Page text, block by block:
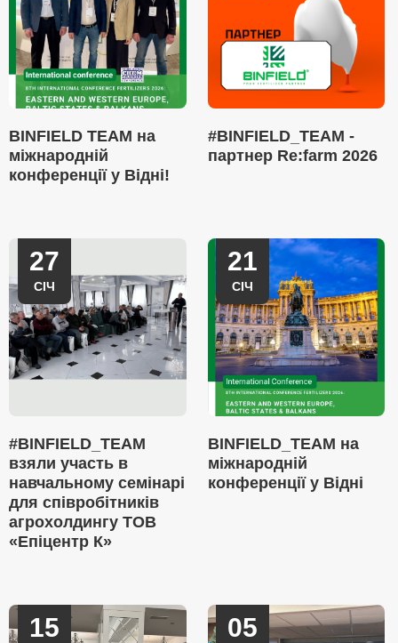
BINFIELD TEAM на
міжнародній
конференції у Відні!
#BINFIELD_TEAM -
партнер Re:farm 2026
27
СІЧ
#BINFIELD_TEAM
взяли участь в
навчальному семінарі
для співробітників
агрохолдингу ТОВ
«Епіцентр К»
21
СІЧ
BINFIELD_TEAM на
міжнародній
конференції у Відні
15 05